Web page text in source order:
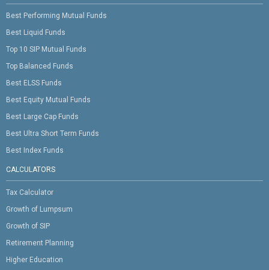
Best Performing Mutual Funds
Best Liquid Funds
Top 10 SIP Mutual Funds
Top Balanced Funds
Best ELSS Funds
Best Equity Mutual Funds
Best Large Cap Funds
Best Ultra Short Term Funds
Best Index Funds
CALCULATORS
Tax Calculator
Growth of Lumpsum
Growth of SIP
Retirement Planning
Higher Education